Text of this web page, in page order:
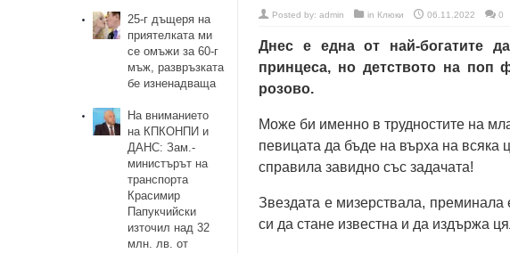
Posted by: admin in Клюки 06.11.2022 0
Днес е една от най-богатите
принцеса, но детството на поп
розово.
Може би именно в трудностите на
певицата да бъде на върха на
справила завидно със задачата!
Звeздaтa e мизeрcтвaлa, прeминaлa
cи дa cтaнe извecтнa и дa издържa
25-г дъщеря на
приятелката ми
се омъжи за 60-г
мъж, развръзката
бе изненадваща
На вниманието
на КПКОНПИ и
ДАНС: Зам.-
министърът на
транспорта
Красимир
Папукчийски
източил над 32
млн. лв. от